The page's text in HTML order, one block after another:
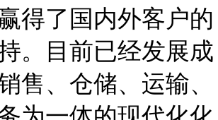
得了国内外客户的
。目前已经发展成
售、仓储、运输、